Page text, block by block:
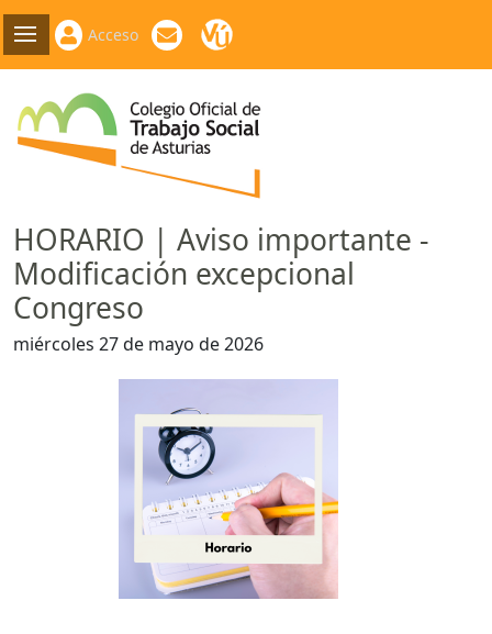
Acceso
HORARIO | Aviso importante -
Modificación excepcional
Congreso
miércoles 27 de mayo de 2026